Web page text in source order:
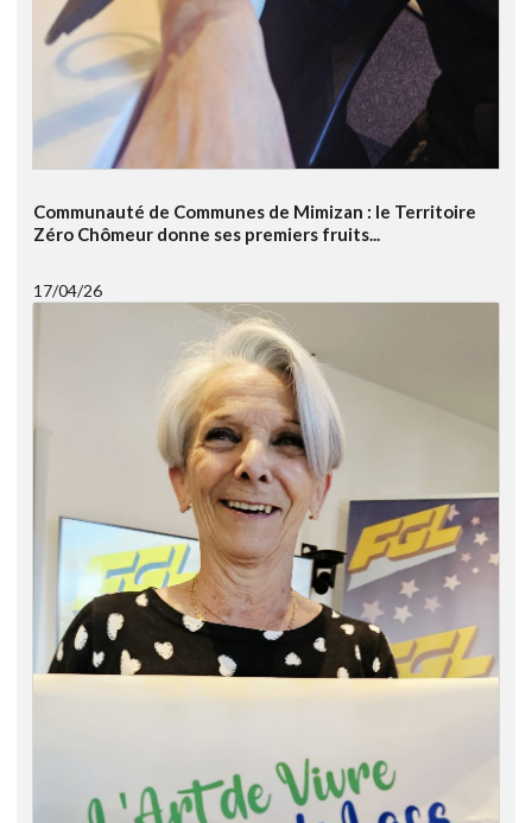
Communauté de Communes de Mimizan : le Territoire
Zéro Chômeur donne ses premiers fruits...
17/04/26